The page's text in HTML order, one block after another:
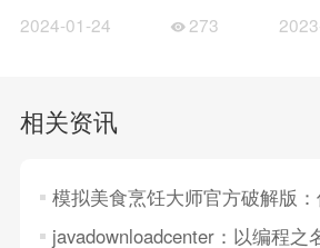
2024-01-24 273
相关资讯
模拟美食烹饪大师官方破解版：休闲的模拟经营游戏，可以随
javadownloadcenter：以编程之名的虚拟